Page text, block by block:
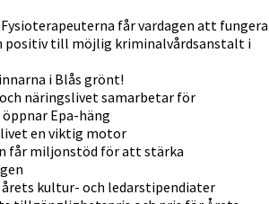
får vardagen att fungera
positiv till möjlig kriminalvårdsanstalt i
i Blås grönt!
näringslivet samarbetar för
Epa-häng
en viktig motor
får miljonstöd för att stärka
kultur- och ledarstipendiater